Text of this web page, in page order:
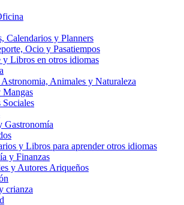
Calendarios y Planners
Ocio y Pasatiempos
Libros en otros idiomas
Animales y Naturaleza
Sociales
Gastronomía
y Libros para aprender otros idiomas
y Finanzas
y Autores Ariqueños
crianza